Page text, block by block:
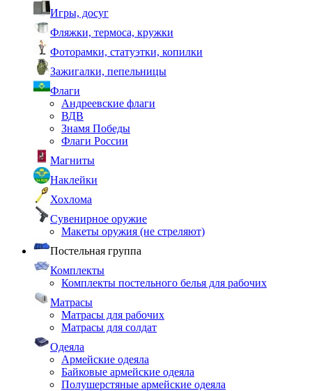
Игры, досуг
Фляжки, термоса, кружки
Фоторамки, статуэтки, копилки
Зажигалки, пепельницы
Флаги
Андреевские флаги
ВДВ
Знамя Победы
Флаги России
Магниты
Наклейки
Хохлома
Сувенирное оружие
Макеты оружия (не стреляют)
Постельная группа
Комплекты
Комплекты постельного белья для рабочих
Матрасы
Матрасы для рабочих
Матрасы для солдат
Одеяла
Армейские одеяла
Байковые армейские одеяла
Полушерстяные армейские одеяла